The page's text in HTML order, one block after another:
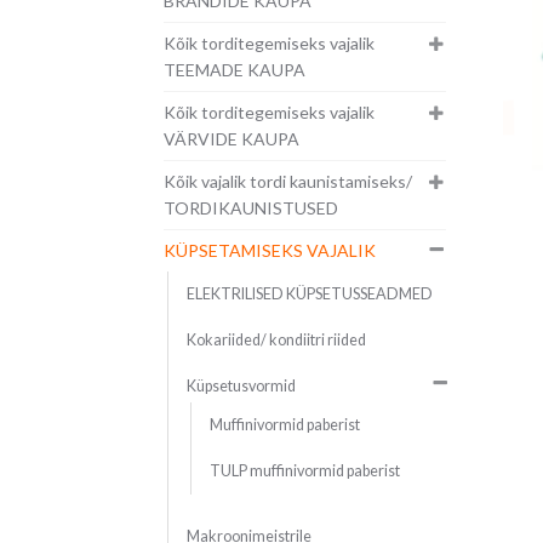
Kõik torditegemiseks vajalik
TEEMADE KAUPA
Kõik torditegemiseks vajalik
VÄRVIDE KAUPA
Kõik vajalik tordi kaunistamiseks/
TORDIKAUNISTUSED
KÜPSETAMISEKS VAJALIK
ELEKTRILISED KÜPSETUSSEADMED
Kokariided/ kondiitri riided
Küpsetusvormid
Muffinivormid paberist
TULP muffinivormid paberist
Makroonimeistrile